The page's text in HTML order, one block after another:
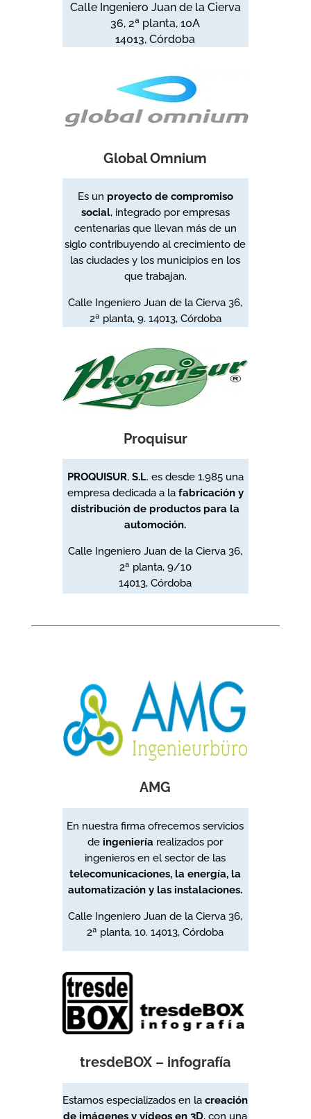
Calle Ingeniero Juan de la Cierva
36, 2ª planta, 10A
14013, Córdoba
Global Omnium
Es un proyecto de compromiso
social, integrado por empresas
centenarias que llevan más de un
siglo contribuyendo al crecimiento de
las ciudades y los municipios en los
que trabajan.
Calle Ingeniero Juan de la Cierva 36,
2ª planta, 9. 14013, Córdoba
Proquisur
PROQUISUR, S.L. es desde 1.985 una
empresa dedicada a la fabricación y
distribución de productos para la
automoción.
Calle Ingeniero Juan de la Cierva 36,
2ª planta, 9/10
14013, Córdoba
AMG
En nuestra firma ofrecemos servicios
de ingeniería realizados por
ingenieros en el sector de las
telecomunicaciones, la energía, la
automatización y las instalaciones.
Calle Ingeniero Juan de la Cierva 36,
2ª planta, 10.14013, Córdoba
tresdeBOX – infografía
Estamos especializados en lacreación
de imágenes y vídeos en 3D, con una